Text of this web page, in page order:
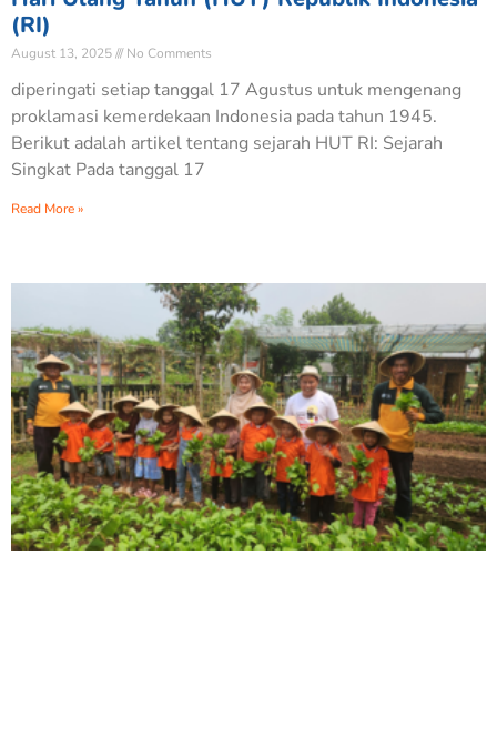
(RI)
August 13, 2025 No Comments
diperingati setiap tanggal 17 Agustus untuk mengenang
proklamasi kemerdekaan Indonesia pada tahun 1945.
Berikut adalah artikel tentang sejarah HUT RI: Sejarah
Singkat Pada tanggal 17
Read More »